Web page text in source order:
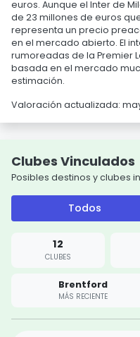
euros. Aunque el Inter de
de 23 millones de euros
representa un precio
en el mercado abierto. El
rumoreadas de la Premier
basada en el mercado
estimación.
Valoración actualizada:
Clubes Vinculados
Posibles destinos y clubes
Todos
12
CLUBES
Brentford
MÁS RECIENTE